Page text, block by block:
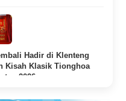
Hadir di Klenteng
Kisah Klasik Tionghoa
2026